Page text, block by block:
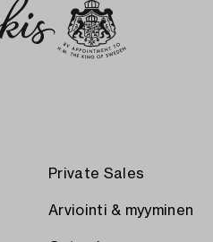
Private Sales
Arviointi & myyminen